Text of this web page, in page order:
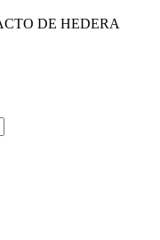
DE HEDERA